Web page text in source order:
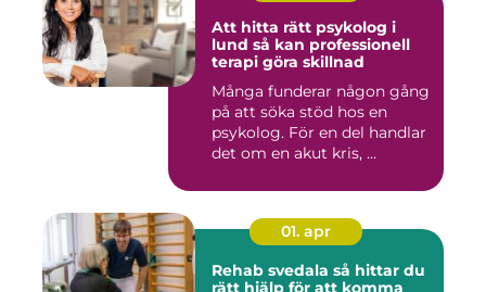
Att hitta rätt psykolog i
lund så kan professionell
terapi göra skillnad
Många funderar någon gång
på att söka stöd hos en
psykolog. För en del handlar
det om en akut kris, ...
01. apr
Rehab svedala så hittar du
rätt hjälp för att komma